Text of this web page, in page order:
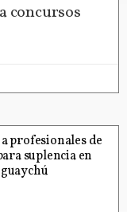
concursos
profesionales de
suplencia en